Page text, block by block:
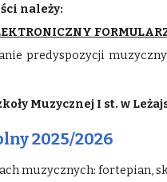
należy:
predyspozycji
Muzycznej I st. w
2025/2026
muzycznych: fortepian,